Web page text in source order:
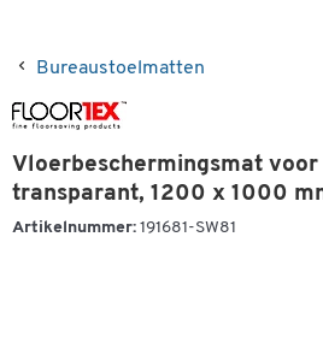
Bureaustoelmatten
Vloerbeschermingsmat
transparant, 1200 x 1000
Artikelnummer: 191681-SW81